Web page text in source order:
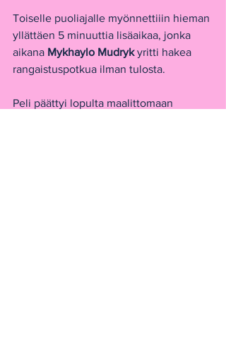
Toiselle puoliajalle myönnettiiin hieman
yllättäen 5 minuuttia lisäaikaa, jonka
aikana Mykhaylo Mudryk yritti hakea
rangaistuspotkua ilman tulosta.
Peli päättyi lopulta maalittomaan